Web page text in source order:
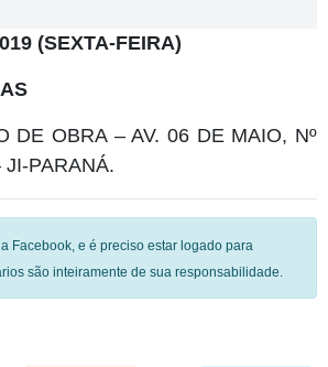
(SEXTA-FEIRA)
DE OBRA – AV. 06 DE MAIO, Nº
PARANÁ.
Facebook, e é preciso estar logado para
são inteiramente de sua responsabilidade.